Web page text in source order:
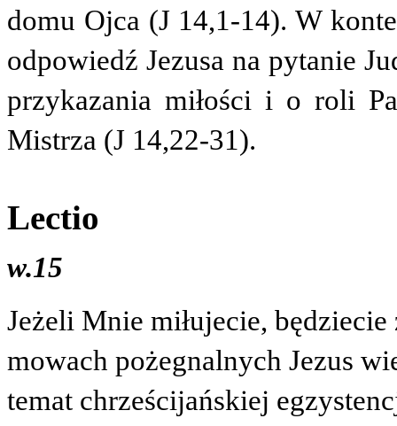
domu Ojca (J 14,1-14). W
odpowiedź Jezusa na pytanie
przykazania miłości i o roli
Mistrza (J 14,22-31).
Lectio
w.15
Jeżeli Mnie miłujecie,
mowach pożegnalnych Jezus
temat chrześcijańskiej